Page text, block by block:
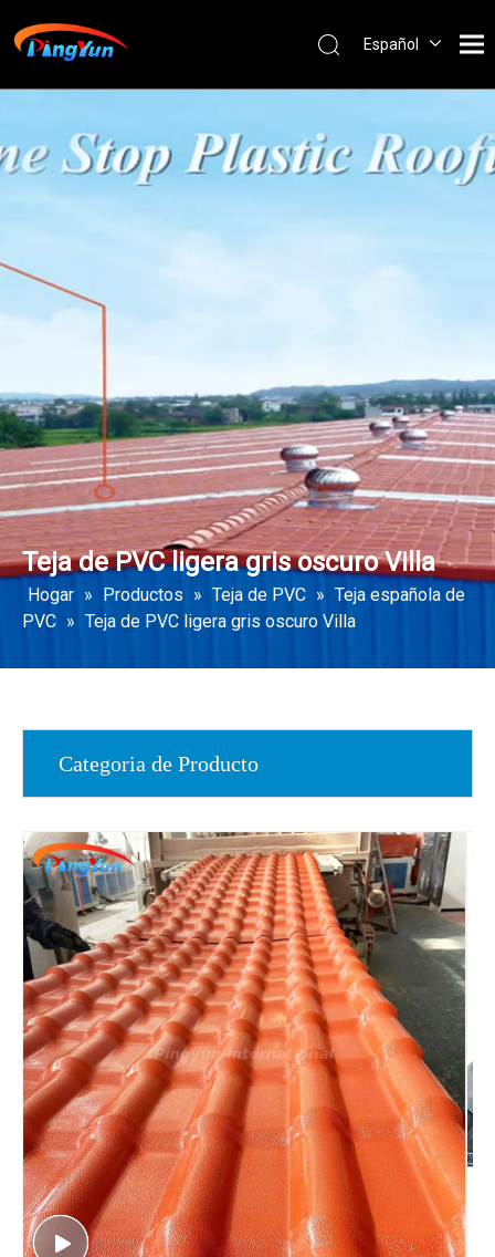
Español
Français
Pусский
indonesia
Teja de PVC ligera gris oscuro Villa
Hogar » Productos » Teja de PVC » Teja española de
PVC » Teja de PVC ligera gris oscuro Villa
Categoria de Producto